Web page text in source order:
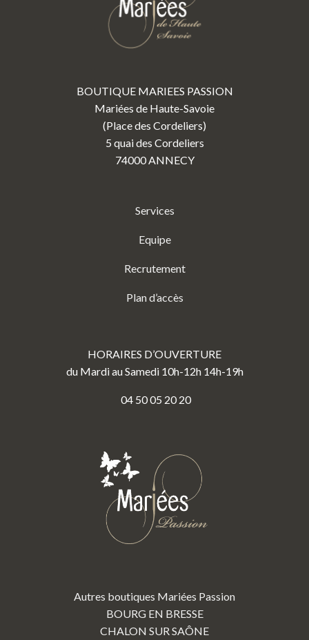
BOUTIQUE MARIEES PASSION
Mariées de Haute-Savoie
(Place des Cordeliers)
5 quai des Cordeliers
74000 ANNECY
Services
Equipe
Recrutement
Plan d’accès
HORAIRES D’OUVERTURE
du Mardi au Samedi 10h-12h 14h-19h
04 50 05 20 20
Autres boutiques Mariées Passion
BOURG EN BRESSE
CHALON SUR SAÔNE